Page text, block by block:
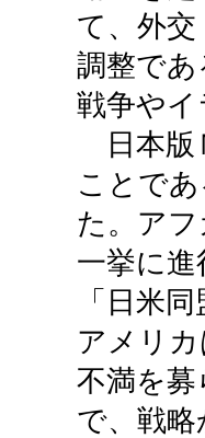
て、外
調整で
戦争や
日本版
ことで
た。ア
一挙に
「日米
アメリ
不満を
で、戦